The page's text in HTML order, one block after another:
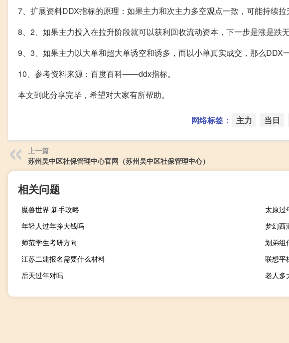
7、扩展资料DDX指标的原理：如果主力和次主力多空观点一致，可能持续
8、2、如果主力投入在拉升阶段就可以获利回收流动资本，下一步是涨是跌
9、3、如果主力以大单和超大单诱空和诱多，而以小单真实成交，那么DDX
10、参考资料来源：百度百科——ddx指标。
本文到此分享完毕，希望对大家有所帮助。
网络标签： 主力 当日
上一篇
苏州吴中区社保管理中心官网（苏州吴中区社保管理中心）
相关问题
魔兽世界 新手攻略
太原过
年轻人过年挣大钱吗
梦幻西
师范学生考研方向
划弟组
江苏二建报名需要什么材料
联想平
后天过年对吗
老人多